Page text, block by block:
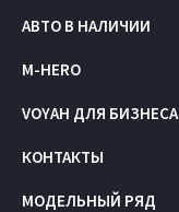
АВТО В НАЛИЧИИ
M-HERO
VOYAH ДЛЯ БИЗНЕСА
КОНТАКТЫ
МОДЕЛЬНЫЙ РЯД